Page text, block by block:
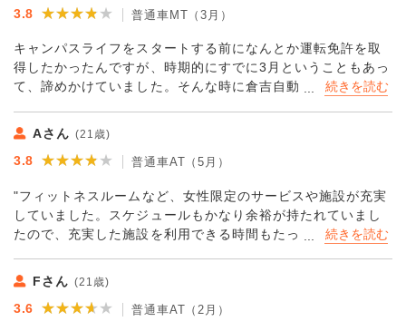
できる施設がたっぷりと用意されていましたので、教習外の
充実していましたので、運転の経験はまったくなかったんで
すが、すぐに上達できました！
3.8 ★★★★★
★★★★★ 普通車MT（3月）
キャンパスライフをスタートする前になんとか運転免許を取
得したかったんですが、時期的にすでに3月ということもあっ
て、諦めかけていました。そんな時に倉吉自動車学校の合宿
許を取得できると聞いて、すぐに入校することを決めたので
す。合宿ができる教習所はいくつもありましたが、ここを選
んで本当によかったです。何よりも設備がとても充実してい
ぐにできて、卒業する頃にはもうちょっとここにいたいな～
なんて思ってしまったほどです。
Aさん (21歳)
3.8 ★★★★★
★★★★★ 普通車AT（5月）
"フィットネスルームなど、女性限定のサービスや施設が充実
していました。スケジュールもかなり余裕が持たれていまし
たので、充実した施設を利用できる時間もたっぷりとあっ
教習はちょっと難しかったです。教官の言っていることが理
解できずに怒られてしまうこともありましたが、しっかりと
期間内に運転をマスターして卒業することができました。宿
Fさん (21歳)
3.6 ★★★★★
★★★★★ 普通車AT（2月）